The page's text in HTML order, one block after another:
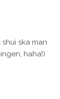
ska man
haha!)